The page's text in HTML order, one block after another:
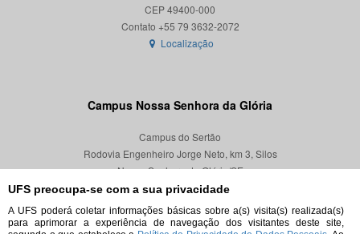
UFS preocupa-se com a sua privacidade
A UFS poderá coletar informações básicas sobre a(s) visita(s) realizada(s)
para aprimorar a experiência de navegação dos visitantes deste site,
CEP 49400-000
Localização
Campus Nossa Senhora da Glória
Campus do Sertão
Rodovia Engenheiro Jorge Neto, km 3, Silos
Nossa Senhora da Glória/SE
CEP 49680-000
Localização